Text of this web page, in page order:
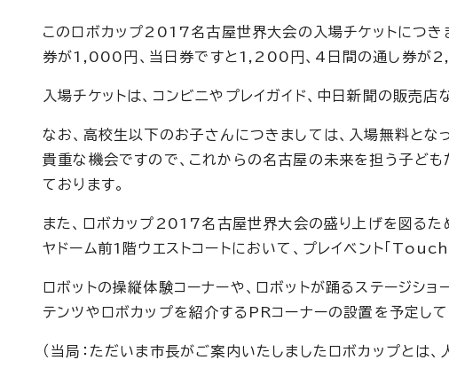
このロボカップ2017名古屋世界大会の入場チケットにつき
券が1,000円、当日券ですと1,200円、4日間の通し券が
入場チケットは、コンビニやプレイガイド、中日新聞の販売店
なお、高校生以下のお子さんにつきましては、入場無料とな
貴重な機会ですので、これからの名古屋の未来を担う子ど
ております。
また、ロボカップ2017名古屋世界大会の盛り上げを図るた
ヤドーム前1階ウエストコートにおいて、プレイベント「
ロボットの操縦体験コーナーや、ロボットが踊るステージシ
テンツやロボカップを紹介するPRコーナーの設置を予定し
（当局：ただいま市長がご案内いたしましたロボカップとは